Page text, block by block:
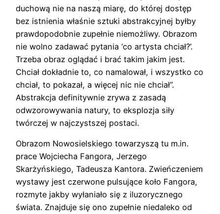
duchową nie na naszą miarę, do której dostęp
bez istnienia właśnie sztuki abstrakcyjnej byłby
prawdopodobnie zupełnie niemożliwy. Obrazom
nie wolno zadawać pytania ‘co artysta chciał?’.
Trzeba obraz oglądać i brać takim jakim jest.
Chciał dokładnie to, co namalował, i wszystko co
chciał, to pokazał, a więcej nic nie chciał”.
Abstrakcja definitywnie zrywa z zasadą
odwzorowywania natury, to eksplozja siły
twórczej w najczystszej postaci.
Obrazom Nowosielskiego towarzyszą tu m.in.
prace Wojciecha Fangora, Jerzego
Skarżyńskiego, Tadeusza Kantora. Zwieńczeniem
wystawy jest czerwone pulsujące koło Fangora,
rozmyte jakby wyłaniało się z iluzorycznego
świata. Znajduje się ono zupełnie niedaleko od